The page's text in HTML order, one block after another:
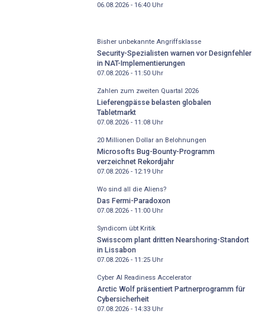
06.08.2026 - 16:40Uhr
Bisher unbekannte Angriffsklasse
Security-Spezialisten warnen vor Designfehler
in NAT-Implementierungen
07.08.2026 - 11:50Uhr
Zahlen zum zweiten Quartal 2026
Lieferengpässe belasten globalen
Tabletmarkt
07.08.2026 - 11:08Uhr
20 Millionen Dollar an Belohnungen
Microsofts Bug-Bounty-Programm
verzeichnet Rekordjahr
07.08.2026 - 12:19Uhr
Wo sind all die Aliens?
Das Fermi-Paradoxon
07.08.2026 - 11:00Uhr
Syndicom übt Kritik
Swisscom plant dritten Nearshoring-Standort
in Lissabon
07.08.2026 - 11:25Uhr
Cyber AI Readiness Accelerator
Arctic Wolf präsentiert Partnerprogramm für
Cybersicherheit
07.08.2026 - 14:33Uhr